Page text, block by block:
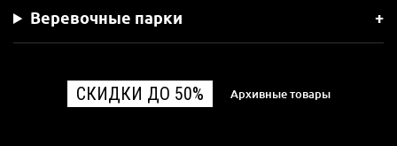
Веревочные парки
СКИДКИ ДО 50% Архивные товары